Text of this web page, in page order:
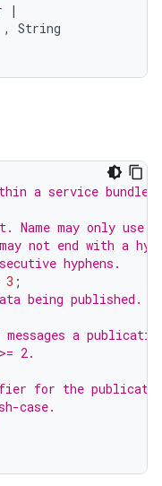
|
String
a service bundle.
Name may only use
not end with a
hyphens.
3 ;
being published.
a
2.
for the
case.